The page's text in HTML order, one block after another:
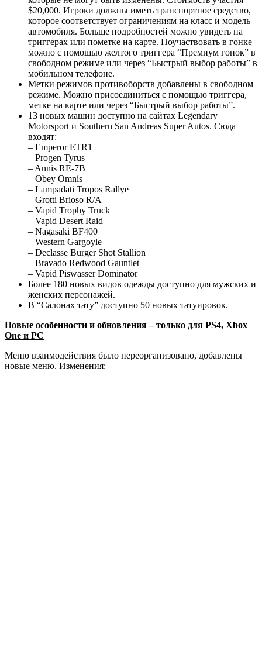
$20,000. Игроки должны иметь транспортное средство,
которое соответствует ограничениям на класс и модель
автомобиля. Больше подробностей можно увидеть на
триггерах или пометке на карте. Поучаствовать в гонке
можно с помощью желтого триггера “Премиум гонок” в
свободном режиме или через “Быстрый выбор работы” в
мобильном телефоне.
Метки режимов противоборств добавлены в свободном
режиме. Можно присоединиться с помощью триггера,
метке на карте или через “Быстрый выбор работы”.
13 новых машин доступно на сайтах Legendary
Motorsport и Southern San Andreas Super Autos. Сюда
входят:
– Emperor ETR1
– Progen Tyrus
– Annis RE-7B
– Obey Omnis
– Lampadati Tropos Rallye
– Grotti Brioso R/A
– Vapid Trophy Truck
– Vapid Desert Raid
– Nagasaki BF400
– Western Gargoyle
– Declasse Burger Shot Stallion
– Bravado Redwood Gauntlet
– Vapid Piswasser Dominator
Более 180 новых видов одежды доступно для мужских и
женских персонажей.
В “Салонах тату” доступно 50 новых татуировок.
Новые особенности и обновления – только для PS4, Xbox
One и PC
Меню взаимодействия было переорганизовано, добавлены
новые меню. Изменения: